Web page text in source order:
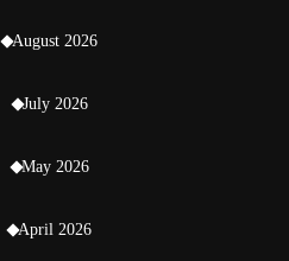
August 2026
July 2026
May 2026
April 2026